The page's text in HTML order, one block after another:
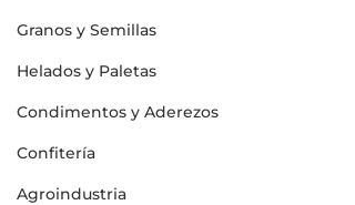
Granos y Semillas
Helados y Paletas
Condimentos y Aderezos
Confitería
Agroindustria